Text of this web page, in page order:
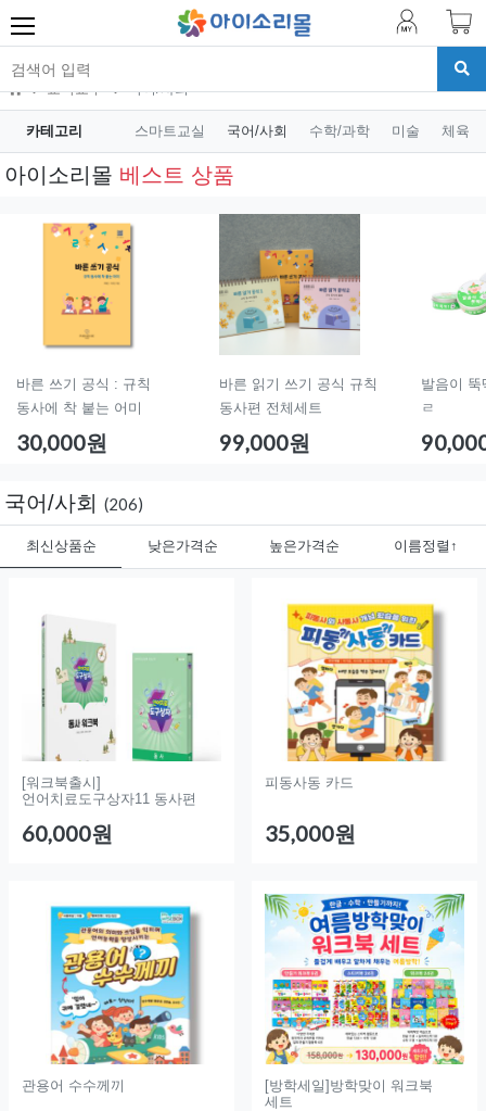
교육교구 국어/사회
카테고리 스마트교실 국어/사회 수학/과학 미술 체육
아이소리몰 베스트 상품
바른 쓰기 공식 : 규칙
동사에 착 붙는 어미
30,000원
바른 읽기 쓰기 공식 규칙
동사편 전체세트
99,000원
발음이
ㄹ
국어/사회 (206)
최신상품순 낮은가격순 높은가격순 이름정렬↑
[워크북출시]
언어치료도구상자11 동사편
60,000원
피동사동 카드
35,000원
관용어 수수께끼
[방학세일]방학맞이 워크북
세트